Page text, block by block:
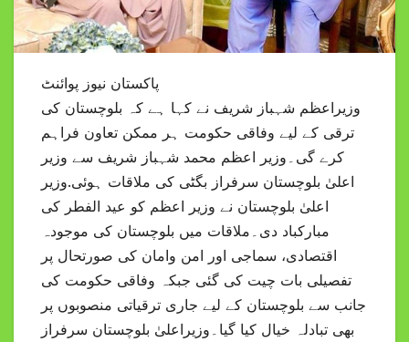
پاکستان نیوز پوائنٹ
وزیراعظم شہباز شریف نے کہا ہے کہ بلوچستان کی
ترقی کے لیے وفاقی حکومت ہر ممکن تعاون فراہم
کرے گی۔وزیر اعظم محمد شہباز شریف سے وزیر
اعلیٰ بلوچستان سرفراز بگٹی کی ملاقات ہوئی.وزیر
اعلیٰ بلوچستان نے وزیر اعظم کو عید الفطر کی
مبارکباد دی۔ملاقات میں بلوچستان کی موجودہ
اقتصادی، سماجی اور امن وامان کی صورتحال پر
تفصیلی بات چیت کی گئی جبکہ وفاقی حکومت کی
جانب سے بلوچستان کے لیے جاری ترقیاتی منصوبوں پر
بھی تبادلہ خیال کیا گیا۔وزیراعلیٰ بلوچستان سرفراز